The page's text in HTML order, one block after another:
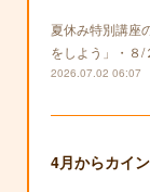
夏休み特別講座
をしよう」・
2026.07.02 06:07